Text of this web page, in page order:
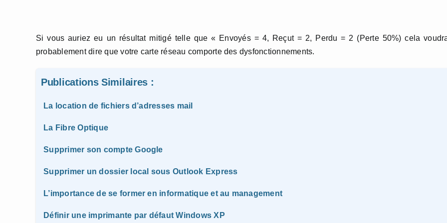
Si vous auriez eu un résultat mitigé telle que « Envoyés = 4, Reçut = 2, Perdu = 2 (Perte 50%) cela
probablement dire que votre carte réseau comporte des dysfonctionnements.
Publications Similaires :
La location de fichiers d’adresses mail
La Fibre Optique
Supprimer son compte Google
Supprimer un dossier local sous Outlook Express
L’importance de se former en informatique et au management
Définir une imprimante par défaut Windows XP